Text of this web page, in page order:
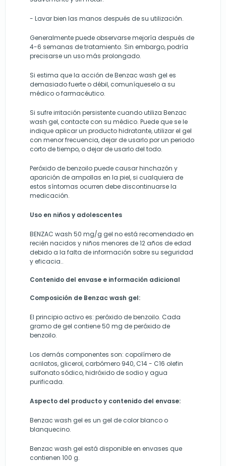
- Lavar bien las manos después de su utilización.
Generalmente puede observarse mejoría después de
4-6 semanas de tratamiento. Sin embargo, podría
precisarse un uso más prolongado.
Si estima que la acción de Benzac wash gel es
demasiado fuerte o débil, comuníqueselo a su
médico o farmacéutico.
Si sufre irritación persistente cuando utiliza Benzac
wash gel, contacte con su médico. Puede que se le
indique aplicar un producto hidratante, utilizar el gel
con menor frecuencia, dejar de usarlo por un periodo
corto de tiempo, o dejar de usarlo del todo.
Peróxido de benzoilo puede causar hinchazón y
aparición de ampollas en la piel, si cualquiera de
estos síntomas ocurren debe discontinuarse la
medicación.
Uso en niños y adolescentes
BENZAC wash 50 mg/g gel no está recomendado en
recién nacidos y niños menores de 12 años de edad
debido a la falta de información sobre su seguridad
y eficacia..
Contenido del envase e información adicional
Composición de Benzac wash gel:
El principio activo es: peróxido de benzoilo. Cada
gramo de gel contiene 50 mg de peróxido de
benzoilo.
Los demás componentes son: copolímero de
acrilatos, glicerol, carbómero 940, C14 - C16 olefin
sulfonato sódico, hidróxido de sodio y agua
purificada.
Aspecto del producto y contenido del envase:
Benzac wash gel es un gel de color blanco o
blanquecino.
Benzac wash gel está disponible en envases que
contienen 100 g.